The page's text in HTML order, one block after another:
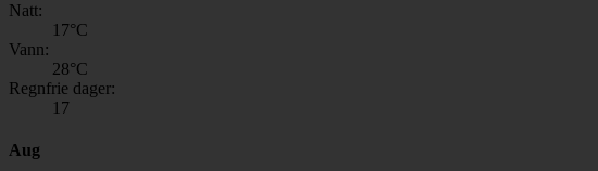
Natt:
17°C
Vann:
28°C
Regnfrie dager:
17
Aug